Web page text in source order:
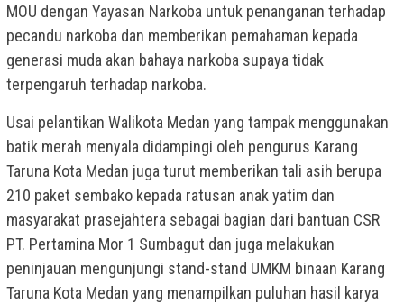
MOU dengan Yayasan Narkoba untuk penanganan terhadap
pecandu narkoba dan memberikan pemahaman kepada
generasi muda akan bahaya narkoba supaya tidak
terpengaruh terhadap narkoba.
Usai pelantikan Walikota Medan yang tampak menggunakan
batik merah menyala didampingi oleh pengurus Karang
Taruna Kota Medan juga turut memberikan tali asih berupa
210 paket sembako kepada ratusan anak yatim dan
masyarakat prasejahtera sebagai bagian dari bantuan CSR
PT. Pertamina Mor 1 Sumbagut dan juga melakukan
peninjauan mengunjungi stand-stand UMKM binaan Karang
Taruna Kota Medan yang menampilkan puluhan hasil karya